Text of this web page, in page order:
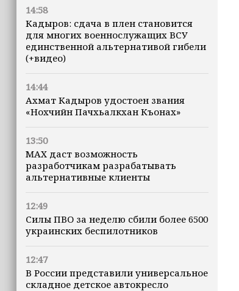
14:58
Кадыров: сдача в плен становится
для многих военнослужащих ВСУ
единственной альтернативой гибели
(+видео)
14:44
Ахмат Кадыров удостоен звания
«Нохчийн Пачхьалкхан Къонах»
13:50
MAX даст возможность
разработчикам разрабатывать
альтернативные клиенты
12:49
Силы ПВО за неделю сбили более 6500
украинских беспилотников
12:47
В России представили универсальное
складное детское автокресло